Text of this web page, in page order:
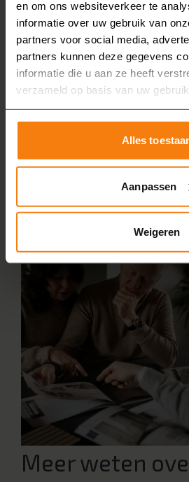
en om ons websiteverkeer te
informatie over uw gebruik van
partners voor social media,
partners kunnen deze gegevens
informatie die u aan ze heeft
verzameld op basis van uw
Alles
Aanpassen
Weigeren
offerte van de nieuwe badkamer.
4. Demonteren en
Als alles akkoord is, beginnen
demonteren van uw oude
5. Nieuwe
badkamer bij u in Limburg. Ze
bezemschoon achter.
uw nieuwe badkamer!
Meer weten